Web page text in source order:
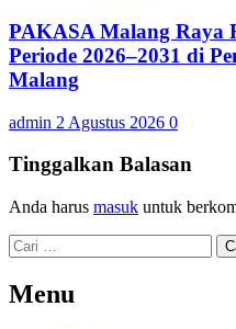
PAKASA Malang Raya
Periode 2026–2031 di
Malang
admin 2 Agustus 2026 0
Tinggalkan Balasan
Anda harus masuk untuk
Cari
untuk:
Menu